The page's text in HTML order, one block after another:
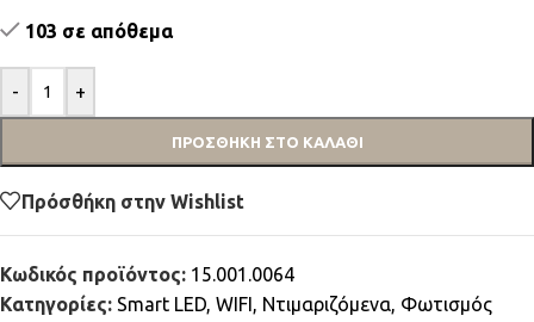
103 σε απόθεμα
- +
ΠΡΟΣΘΉΚΗ ΣΤΟ ΚΑΛΆΘΙ
Πρόσθήκη στην Wishlist
Κωδικός προϊόντος: 15.001.0064
Κατηγορίες: Smart LED, WIFI , Ντιμαριζόμενα, Φωτισμός